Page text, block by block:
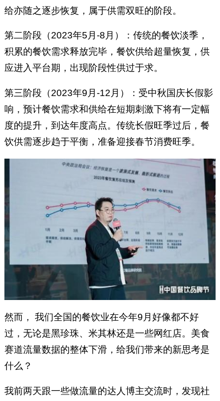
给亦随之逐步恢复，属于供需双旺的阶段。
第二阶段（2023年5月-8月）：传统的餐饮淡季，
积累的餐饮需求释放完毕，餐饮供给超量恢复，供
应进入平台期，出现阶段性供过于求。
第三阶段（2023年9月-12月）：受中秋国庆长假影
响，预计餐饮需求和供给在短期刺激下将有一定幅
度的提升，到达年度高点。传统长假旺季过后，餐
饮供需逐步趋于平衡，准备迎接春节消费旺季。
然而， 我们全国的餐饮业在今年9月好像都不好
过，无论是黑珍珠、米其林还是一些网红店。美食
赛道流量数据的整体下滑，给我们带来的新思考是
什么？
我前两天跟一些做流量的达人博主交流时，发现社